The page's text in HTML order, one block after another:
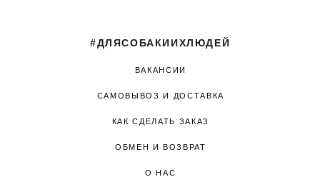
#ДЛЯСОБАКИИХЛЮДЕЙ
ВАКАНСИИ
САМОВЫВОЗ И ДОСТАВКА
КАК СДЕЛАТЬ ЗАКАЗ
ОБМЕН И ВОЗВРАТ
О НАС